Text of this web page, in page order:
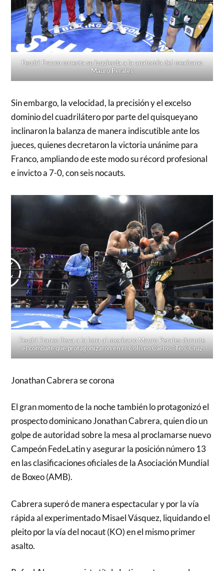
Feudri Franco conecta su izquierda a la anatomía del mexicano
Mauro Perales
Sin embargo, la velocidad, la precisión y el excelso
dominio del cuadrilátero por parte del quisqueyano
inclinaron la balanza de manera indiscutible ante los
jueces, quienes decretaron la victoria unánime para
Franco, ampliando de este modo su récord profesional
e invicto a 7-0, con seis nocauts.
Feudri Franco lleva a la lona al mexicano Mauro Perales durante
el combate que protagonizaron en el Coliseo Carlos “Teo” Cruz
Jonathan Cabrera se corona
El gran momento de la noche también lo protagonizó el
prospecto dominicano Jonathan Cabrera, quien dio un
golpe de autoridad sobre la mesa al proclamarse nuevo
Campeón FedeLatin y asegurar la posición número 13
en las clasificaciones oficiales de la Asociación Mundial
de Boxeo (AMB).
Cabrera superó de manera espectacular y por la vía
rápida al experimentado Misael Vásquez, liquidando el
pleito por la vía del nocaut (KO) en el mismo primer
asalto.